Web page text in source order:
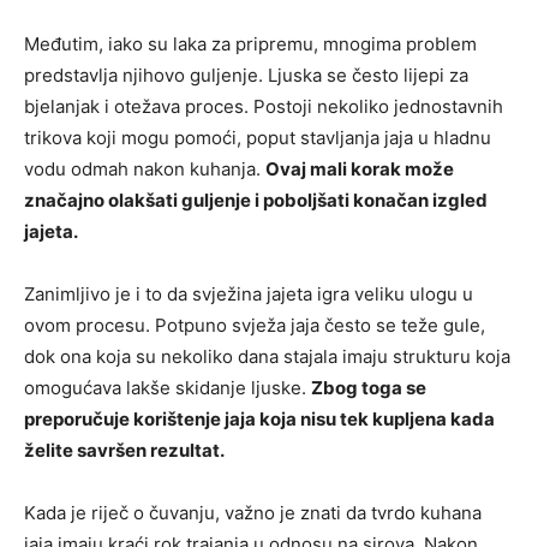
Međutim, iako su laka za pripremu, mnogima problem
predstavlja njihovo guljenje. Ljuska se često lijepi za
bjelanjak i otežava proces. Postoji nekoliko jednostavnih
trikova koji mogu pomoći, poput stavljanja jaja u hladnu
vodu odmah nakon kuhanja. Ovaj mali korak može
značajno olakšati guljenje i poboljšati konačan izgled
jajeta.
Zanimljivo je i to da svježina jajeta igra veliku ulogu u
ovom procesu. Potpuno svježa jaja često se teže gule,
dok ona koja su nekoliko dana stajala imaju strukturu koja
omogućava lakše skidanje ljuske. Zbog toga se
preporučuje korištenje jaja koja nisu tek kupljena kada
želite savršen rezultat.
Kada je riječ o čuvanju, važno je znati da tvrdo kuhana